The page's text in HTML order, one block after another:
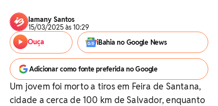
Iamany Santos
15/03/2025 às 10:29
Ouça
iBahia no Google News
Adicionar como fonte preferida no Google
Um jovem foi morto a tiros em Feira de Santana,
cidade a cerca de 100 km de Salvador, enquanto